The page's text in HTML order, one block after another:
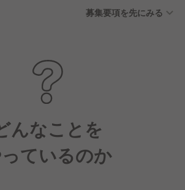
募集要項を先にみる
んなことを
ているのか